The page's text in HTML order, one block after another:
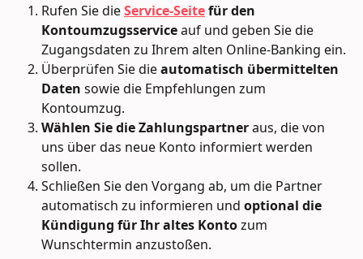
Rufen Sie die Service-Seite für den
Kontoumzugsservice auf und geben Sie die
Zugangsdaten zu Ihrem alten Online-Banking ein.
Überprüfen Sie die automatisch übermittelten
Daten sowie die Empfehlungen zum
Kontoumzug.
Wählen Sie die Zahlungspartner aus, die von
uns über das neue Konto informiert werden
sollen.
Schließen Sie den Vorgang ab, um die Partner
automatisch zu informieren und optional die
Kündigung für Ihr altes Konto zum
Wunschtermin anzustoßen.